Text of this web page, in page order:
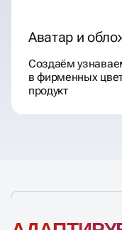
Аватар и
Создаём
в фирменных